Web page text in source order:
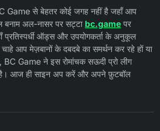
Game से बेहतर कोई जगह नहीं है जहाँ आप
अल-नासर पर सट्टा bc.game पर
प्रतिस्पर्धी ऑड्स और उपयोगकर्ता के अनुकूल
आप मेज़बानों के दबदबे का समर्थन कर रहे हों या
BC Game ने इस रोमांचक सऊदी प्रो लीग
है। आज ही साइन अप करें और अपने फ़ुटबॉल